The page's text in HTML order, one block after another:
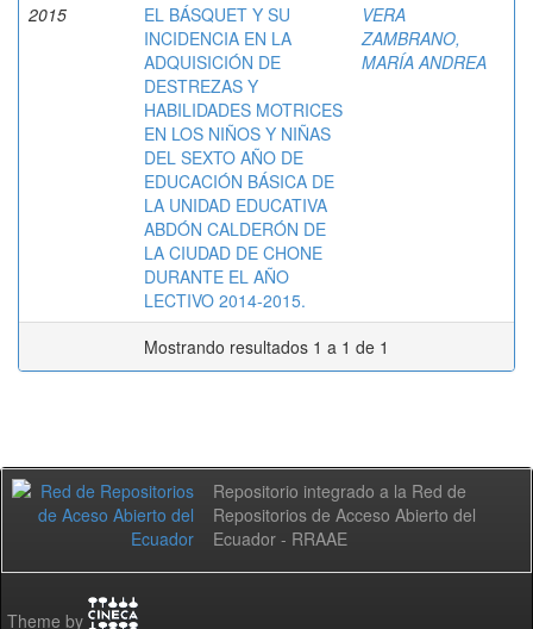
2015
EL BÁSQUET Y SU
INCIDENCIA EN LA
ADQUISICIÓN DE
DESTREZAS Y
HABILIDADES MOTRICES
EN LOS NIÑOS Y NIÑAS
DEL SEXTO AÑO DE
EDUCACIÓN BÁSICA DE
LA UNIDAD EDUCATIVA
ABDÓN CALDERÓN DE
LA CIUDAD DE CHONE
DURANTE EL AÑO
LECTIVO 2014-2015.
VERA
ZAMBRANO,
MARÍA ANDREA
Mostrando resultados 1 a 1 de 1
Repositorio integrado a la Red de
Repositorios de Acceso Abierto del
Ecuador - RRAAE
Theme by